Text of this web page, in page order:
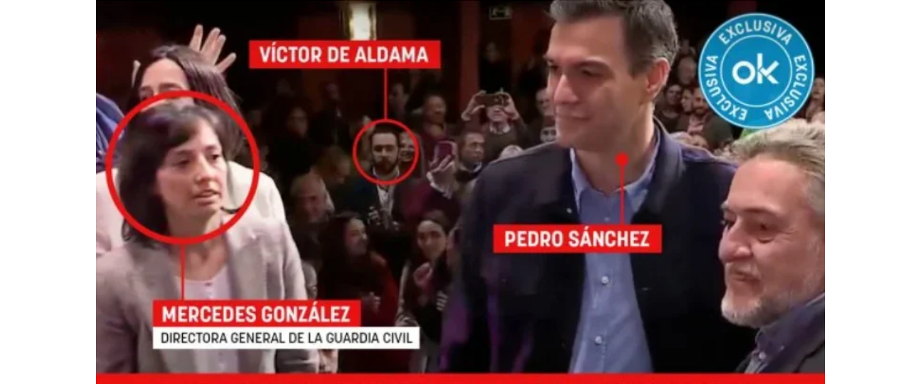
La foto en la que se ve a Víctor de Aldama en un mitin del PSOE al que acudió Pedro Sanchez |
Zaira González
Publicado:26 de octubre de 2024, 20:44 WhatsappFacebook
X Linkedin
Este sábado se ha conocido queVíctor de Aldamaacudió a un mitin de
Sánchez
en 2019. El empresario y cerebro de la presunta organización criminal
conocida como 'caso Koldo' aparece en unas imágenes difundidas por 'OkDiario',
lo que supone una novedad porque, hasta ahora, no había ninguna imagen
detallada en la que se pudiese ver al presidente y a Aldama en el mismo lugar.
En concreto, en el vídeo, que se puede ver en la parte superior de esta noticia, se
observa a Aldama en el acto de presentación del entonces candidato a la